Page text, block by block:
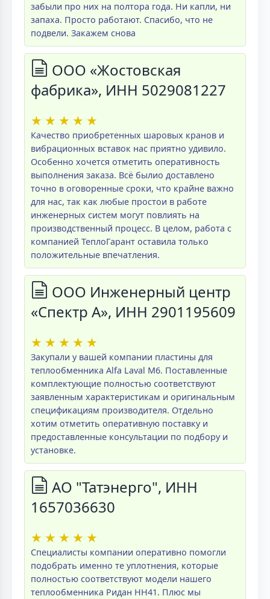
забыли про них на полтора года. Ни капли, ни
запаха. Просто работают. Спасибо, что не
подвели. Закажем снова
ООО «Жостовская
фабрика», ИНН 5029081227
★ ★ ★ ★ ★
Качество приобретенных шаровых кранов и
вибрационных вставок нас приятно удивило.
Особенно хочется отметить оперативность
выполнения заказа. Всё былио доставлено
точно в оговоренные сроки, что крайне важно
для нас, так как любые простои в работе
инженерных систем могут повлиять на
производственный процесс. В целом, работа с
компанией ТеплоГарант оставила только
положительные впечатления.
ООО Инженерный центр
«Спектр А», ИНН 2901195609
★ ★ ★ ★ ★
Закупали у вашей компании пластины для
теплообменника Alfa Laval M6. Поставленные
комплектующие полностью соответствуют
заявленным характеристикам и оригинальным
спецификациям производителя. Отдельно
хотим отметить оперативную поставку и
предоставленные консультации по подбору и
установке.
АО "Татэнерго", ИНН
1657036630
★ ★ ★ ★ ★
Специалисты компании оперативно помогли
подобрать именно те уплотнения, которые
полностью соответствуют модели нашего
теплообменника Ридан НН41. Плюс мы